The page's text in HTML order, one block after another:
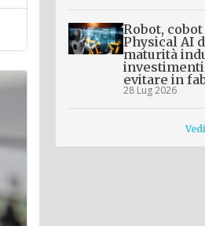
Robot,
Physical AI
maturità
evitare in
28 Lug 2026